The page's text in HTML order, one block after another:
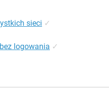
sieci ✓
logowania ✓